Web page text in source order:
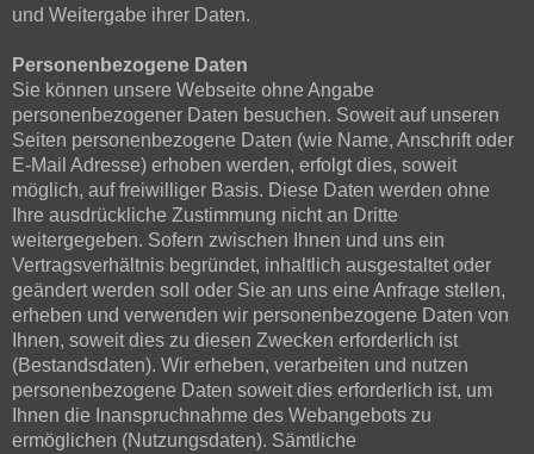
und Weitergabe ihrer Daten.
Personenbezogene Daten
Sie können unsere Webseite ohne Angabe
personenbezogener Daten besuchen. Soweit auf unseren
Seiten personenbezogene Daten (wie Name, Anschrift oder
E-Mail Adresse) erhoben werden, erfolgt dies, soweit
möglich, auf freiwilliger Basis. Diese Daten werden ohne
Ihre ausdrückliche Zustimmung nicht an Dritte
weitergegeben. Sofern zwischen Ihnen und uns ein
Vertragsverhältnis begründet, inhaltlich ausgestaltet oder
geändert werden soll oder Sie an uns eine Anfrage stellen,
erheben und verwenden wir personenbezogene Daten von
Ihnen, soweit dies zu diesen Zwecken erforderlich ist
(Bestandsdaten). Wir erheben, verarbeiten und nutzen
personenbezogene Daten soweit dies erforderlich ist, um
Ihnen die Inanspruchnahme des Webangebots zu
ermöglichen (Nutzungsdaten). Sämtliche